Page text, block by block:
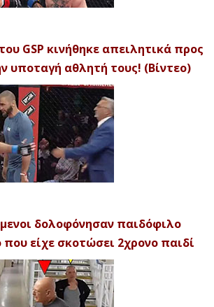
GSP κινήθηκε απειλητικά προς
υποταγή αθλητή τους! (Βίντεο)
δολοφόνησαν παιδόφιλο
είχε σκοτώσει 2χρονο παιδί